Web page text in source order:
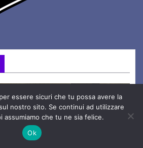
essere sicuri che tu possa avere la
nostro sito. Se continui ad utilizzare
assumiamo che tu ne sia felice.
Ok